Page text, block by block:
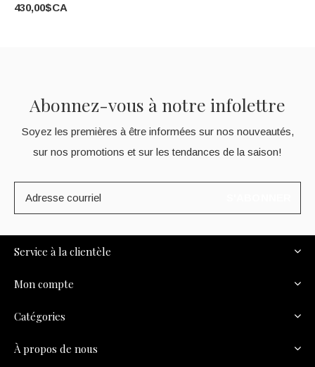
430,00$CA
Abonnez-vous à notre infolettre
Soyez les premières à être informées sur nos nouveautés,
sur nos promotions et sur les tendances de la saison!
Service à la clientèle
Mon compte
Catégories
À propos de nous